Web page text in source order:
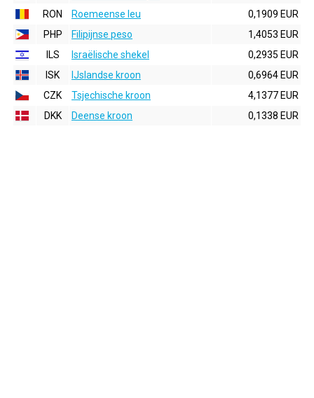
RON
Roemeense leu
0,1909 EUR
PHP
Filipijnse peso
1,4053 EUR
ILS
Israëlische shekel
0,2935 EUR
ISK
IJslandse kroon
0,6964 EUR
CZK
Tsjechische kroon
4,1377 EUR
DKK
Deense kroon 0,1338 EUR